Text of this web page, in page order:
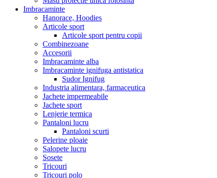
Imbracaminte
Hanorace, Hoodies
Articole sport
Articole sport pentru copii
Combinezoane
Accesorii
Imbracaminte alba
Imbracaminte ignifuga antistatica
Sudor Ignifug
Industria alimentara, farmaceutica
Jachete impermeabile
Jachete sport
Lenjerie termica
Pantaloni lucru
Pantaloni scurti
Pelerine ploaie
Salopete lucru
Sosete
Tricouri
Tricouri polo